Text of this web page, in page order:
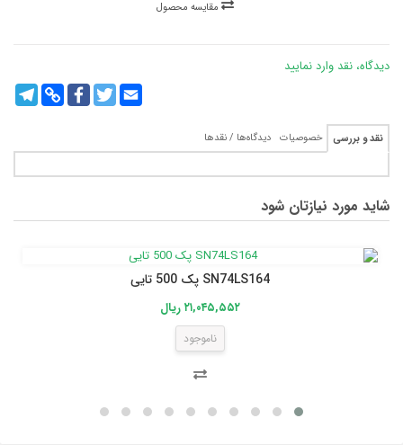
دیدگاه، نقد وارد نمایید
Copy
Link
FacebookTwitterEmail
نقد و بررسی خصوصیات دیدگاه‌ها / نقدها
شاید مورد نیازتان شود
SN74LS164 پک 500 تایی
۲۱,۰۴۵,۵۵۲ ریال
ناموجود